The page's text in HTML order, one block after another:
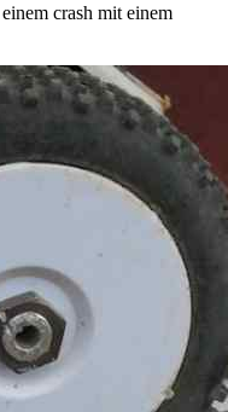
crash mit einem